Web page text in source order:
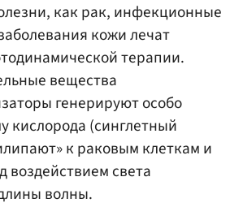
как рак, инфекционные
кожи лечат
терапии.
вещества
генерируют особо
кислорода (синглетный
к раковым клеткам и
воздействием света
волны.